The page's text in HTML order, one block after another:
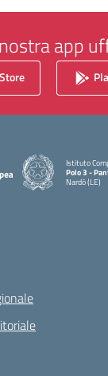
app
Istituto
Polo 3 -
Nardò (LE)